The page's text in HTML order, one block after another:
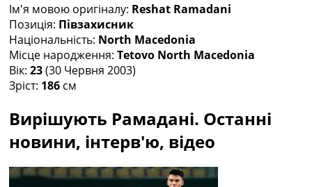
Ще Турніри >>>
Таблиці
Чемпіонат Світу. Турнирні таблиці
Таблиця УПЛ
Перша Ліга
Таблиця АПЛ
Таблиця Ліги Чемпіонів
Всі таблиці >>>
Рейтинги
Рейтинг країн УЄФА
Рейтинг клубів УЄФА
Ім'я мовою оригіналу: Reshat Ramadani
Позиція: Півзахисник
Національність: North Macedonia
Місце народження: Tetovo North Macedonia
Вік: 23(30 Червня 2003)
Зріст: 186 см
Вирішують Рамадані. Останні
новини, інтерв'ю, відео